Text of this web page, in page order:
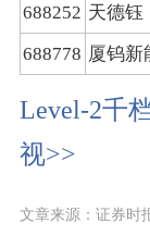
688252 天德钰
688778 厦钨新
Level-2千
视>>
文章来源：证券时